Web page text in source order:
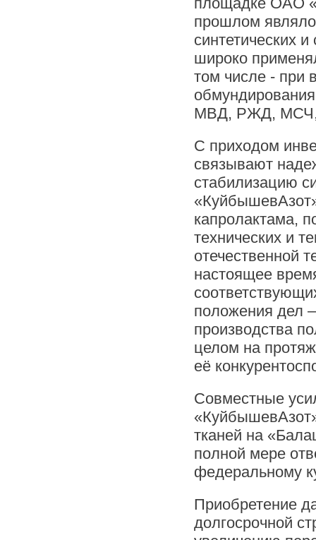
прошлом
синтетических
широко
том числе - при
МВД, РЖД, МСЧ,
С приходом
связывают
стабилизацию
капролактама,
технических и
отечественной
настоящее
положения дел
производства
целом на
её
Совместные
тканей на
полной мере
федеральному
Приобретение
долгосрочной